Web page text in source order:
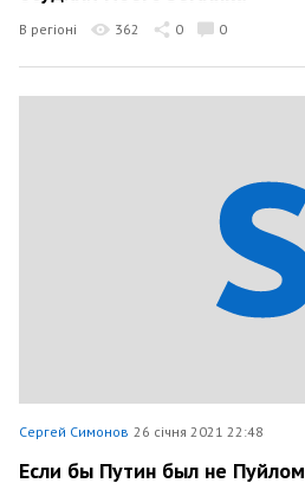
В регіоні 362 0 0
Сергей Симонов 26 січня 2021 22:48
Если бы Путин был не Пуйлом